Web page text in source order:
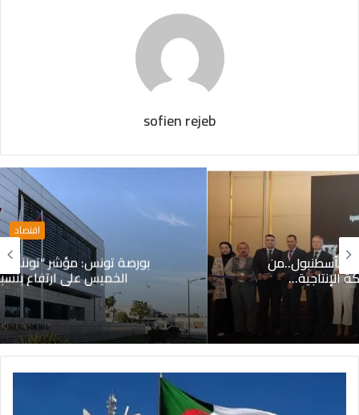
sofien rejeb
اقتصاد
بورصة تونس: مؤشر “توننداكس” ينهي تعاملات
الخميس على ارتفاع بنسبة 0,37 بالمائة